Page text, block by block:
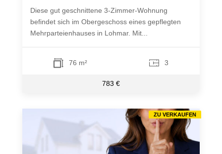
Diese gut geschnittene 3-Zimmer-Wohnung
befindet sich im Obergeschoss eines gepflegten
Mehrparteienhauses in Lohmar. Mit...
76 m² 3
783 €
ZU VERKAUFEN